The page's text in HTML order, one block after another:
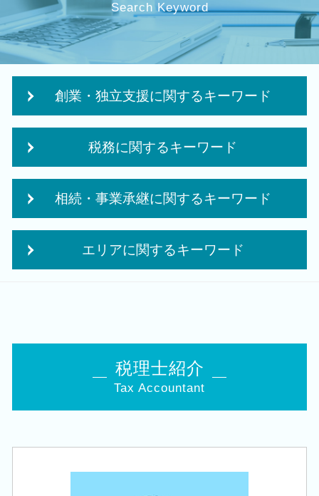
Search Keyword
創業・独立支援に関するキーワード
会社設立後 税務署
個人事業主 事業計画書
起業 資金
個人事業主 法人化 メリット
会社設立 資本金
個人事業主 開業資金 融資
政府 起業支援
税務に関するキーワード
経営改善 税理士
税務調査 立会
法人税 更正の請求
法人税 修正申告
中期 計画 作り方
法人 申告 書類
相続・事業承継に関するキーワード
相続時精算課税 申告
事業承継税制 優遇
生命保険 相続対策
贈与税 申告 税理士
事業承継 法人
エリアに関するキーワード
会社設立 税理士 相談 新潟市南区
相続 税理士 相談 新潟市東区
相続 税理士 相談 新潟市西区
税務顧問 税理士 相談 燕市
創業支援 税理士 相談 西蒲区
税理士紹介
Tax Accountant